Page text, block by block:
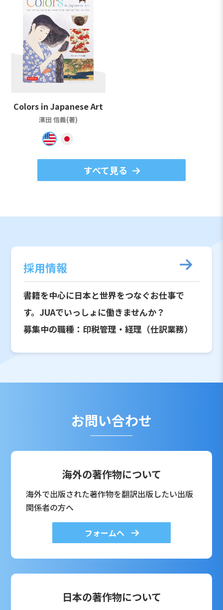
Colors in Japanese Art
濱田 信義(著)
すべて見る
採用情報
書籍を中心に日本と世界をつなぐお仕事で
す。JUAでいっしょに働きませんか？
募集中の職種：印税管理・経理（仕訳業務）
お問い合わせ
海外の著作物について
海外で出版された著作物を翻訳出版したい出版
関係者の方へ
フォームへ
日本の著作物について